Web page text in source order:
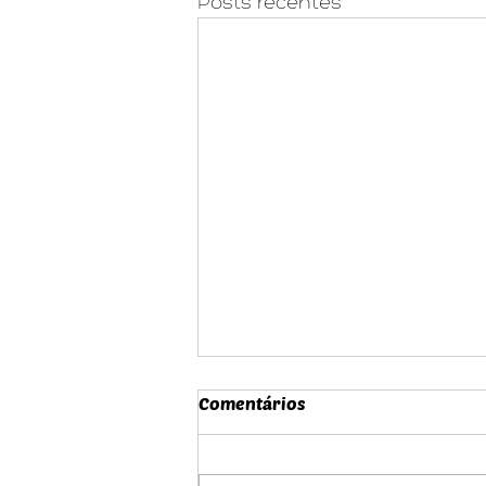
A Agressividade como
Condição: Por uma Ética do
Cuidado sem Ilusão
Comentários